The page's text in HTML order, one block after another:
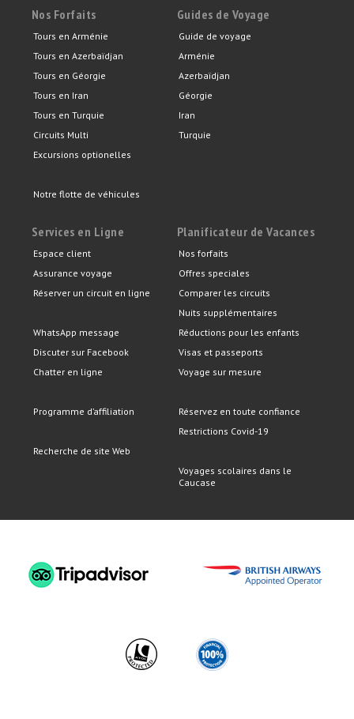
Nos Forfaits
Tours en Arménie
Tours en Azerbaïdjan
Tours en Géorgie
Tours en Iran
Tours en Turquie
Circuits Multi
Excursions optionelles
Notre flotte de véhicules
Guides de Voyage
Guide de voyage
Arménie
Azerbaïdjan
Géorgie
Iran
Turquie
Services en Ligne
Espace client
Assurance voyage
Réserver un circuit en ligne
WhatsApp message
Discuter sur Facebook
Chatter en ligne
Programme d’affiliation
Recherche de site Web
Planificateur de Vacances
Nos forfaits
Offres speciales
Comparer les circuits
Nuits supplémentaires
Réductions pour les enfants
Visas et passeports
Voyage sur mesure
Réservez en toute confiance
Restrictions Covid-19
Voyages scolaires dans le
Caucase